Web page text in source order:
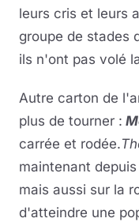
leurs cris et leurs
groupe de stades
ils n'ont pas volé
Autre carton de
plus de tourner :
carrée et rodée.
maintenant
mais aussi sur la
d'atteindre une